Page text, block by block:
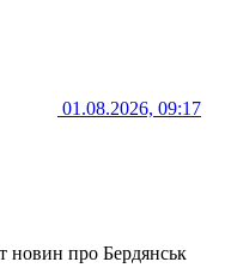
01.08.2026, 09:17
про Бердянськ